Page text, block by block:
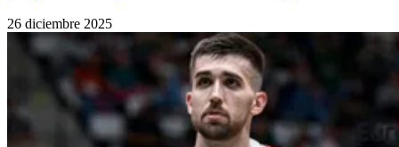
26 diciembre 2025